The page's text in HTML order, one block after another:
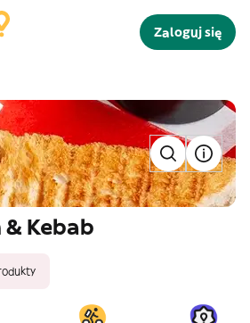
Zaloguj się
Kebab